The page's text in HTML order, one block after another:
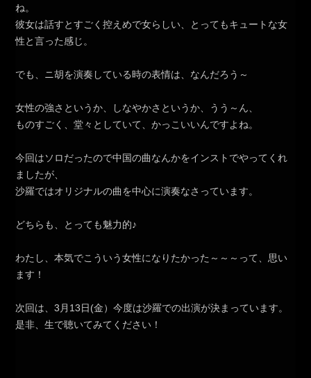
ね。
彼女は話すとすごく控えめで女らしい、とってもキュートな女
性と言った感じ。
でも、ニ胡を演奏している時の表情は、なんだろう～
女性の強さというか、しなやかさというか、うう～ん、
ものすごく、堂々としていて、かっこいいんですよね。
今回はソロだったので中国の曲なんかをインストでやってくれ
ましたが、
沙羅ではオリジナルの曲を中心に演奏なさっています。
どちらも、とっても魅力的♪
わたし、本気でこういう女性になりたかった～～～って、思い
ます！
次回は、3月13日(金）今度は沙羅での出演が決まっています。
是非、生で聴いてみてください！